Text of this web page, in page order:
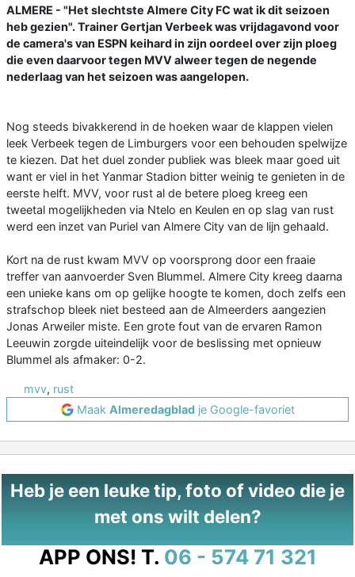
ALMERE - "Het slechtste Almere City FC wat ik dit seizoen
heb gezien". Trainer Gertjan Verbeek was vrijdagavond voor
de camera's van ESPN keihard in zijn oordeel over zijn ploeg
die even daarvoor tegen MVV alweer tegen de negende
nederlaag van het seizoen was aangelopen.
Nog steeds bivakkerend in de hoeken waar de klappen vielen
leek Verbeek tegen de Limburgers voor een behouden spelwijze
te kiezen. Dat het duel zonder publiek was bleek maar goed uit
want er viel in het Yanmar Stadion bitter weinig te genieten in de
eerste helft. MVV, voor rust al de betere ploeg kreeg een
tweetal mogelijkheden via Ntelo en Keulen en op slag van rust
werd een inzet van Puriel van Almere City van de lijn gehaald.
Kort na de rust kwam MVV op voorsprong door een fraaie
treffer van aanvoerder Sven Blummel. Almere City kreeg daarna
een unieke kans om op gelijke hoogte te komen, doch zelfs een
strafschop bleek niet besteed aan de Almeerders aangezien
Jonas Arweiler miste. Een grote fout van de ervaren Ramon
Leeuwin zorgde uiteindelijk voor de beslissing met opnieuw
Blummel als afmaker: 0-2.
mvv, rust
Maak Almeredagbladje Google-favoriet
Heb je een leuke tip, foto of video die je
met ons wilt delen?
APP ONS! T. 06 - 574 71 321